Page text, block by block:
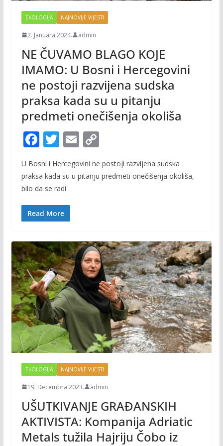
EKOLOGIJA NAJNOVIJE VIJESTI
2. Januara 2024. admin
NE ČUVAMO BLAGO KOJE
IMAMO: U Bosni i Hercegovini
ne postoji razvijena sudska
praksa kada su u pitanju
predmeti onečišenja okoliša
F
e
b
o
o
T
itt
er
E
ai
C
p
y
U Bosni i Hercegovini ne postoji razvijena sudska
praksa kada su u pitanju predmeti onečišenja okoliša,
bilo da se radi
Read More
EKOLOGIJA NAJNOVIJE VIJESTI
19. Decembra 2023. admin
UŠUTKIVANJE GRAĐANSKIH
AKTIVISTA: Kompanija Adriatic
Metals tužila Hajriju Čobo iz